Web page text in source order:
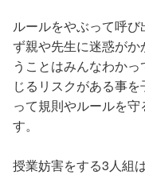
ルールをやぶって呼
ず親や先生に迷惑が
うことはみんなわか
じるリスクがある事
って規則やルールを
す。
授業妨害をする3人組